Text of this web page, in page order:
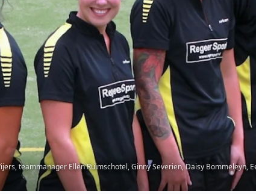
teammanager Ellen Ruimschotel, Ginny Severien, Daisy Bommeleyn,